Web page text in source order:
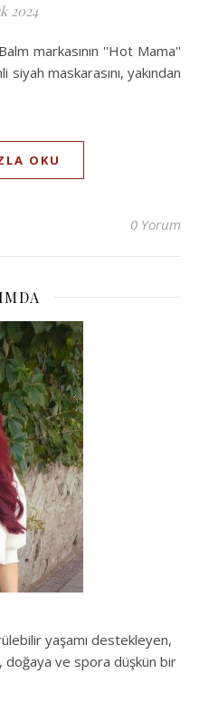
2024
siyah maskarasını, yakından
OKU
0 Yorum
yaşamı destekleyen,
doğaya ve spora düşkün bir